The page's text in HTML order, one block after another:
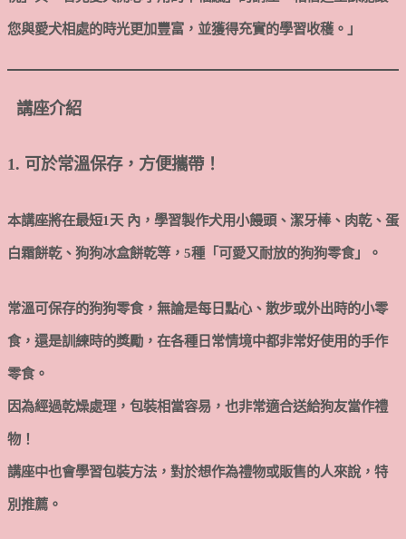
您與愛犬相處的時光更加豐富，並獲得充實的學習收穫。」
講座介紹
1. 可於常溫保存，方便攜帶！
本講座將在最短1天 內，學習製作犬用小饅頭、潔牙棒、肉乾、蛋
白霜餅乾、狗狗冰盒餅乾等，5種「可愛又耐放的狗狗零食」。
常溫可保存的狗狗零食，無論是每日點心、散步或外出時的小零
食，還是訓練時的獎勵，在各種日常情境中都非常好使用的手作
零食。
因為經過乾燥處理，包裝相當容易，也非常適合送給狗友當作禮
物！
講座中也會學習包裝方法，對於想作為禮物或販售的人來說，特
別推薦。